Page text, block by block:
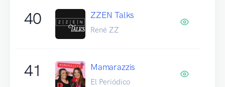
40 ZZEN Talks
René ZZ
41 Mamarazzis
El Periódico